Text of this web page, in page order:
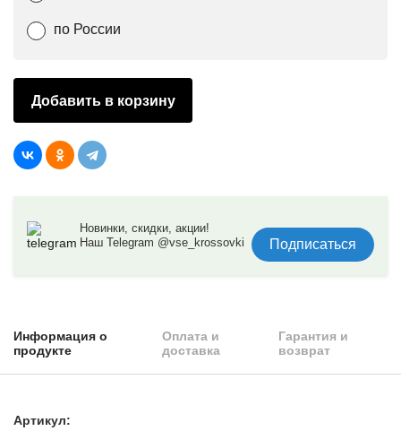
по России
Добавить в корзину
Новинки, скидки, акции!
Наш Telegram @vse_krossovki
Подписаться
Информация о
продукте
Оплата и
доставка
Гарантия и
возврат
Артикул: